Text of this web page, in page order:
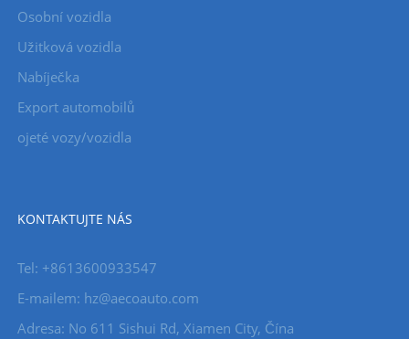
Osobní vozidla
Užitková vozidla
Nabíječka
Export automobilů
ojeté vozy/vozidla
KONTAKTUJTE NÁS
Tel: +8613600933547
E-mailem: hz@aecoauto.com
Adresa: No 611 Sishui Rd, Xiamen City, Čína